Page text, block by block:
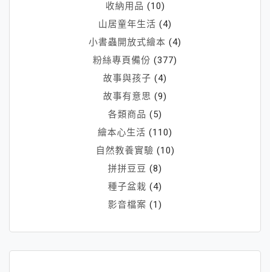
收納用品 (10)
山居童年生活 (4)
小書蟲開放式繪本 (4)
粉絲專頁備份 (377)
故事與孩子 (4)
故事有意思 (9)
各類商品 (5)
繪本心生活 (110)
自然教養實驗 (10)
拼拼豆豆 (8)
種子盆栽 (4)
影音檔案 (1)